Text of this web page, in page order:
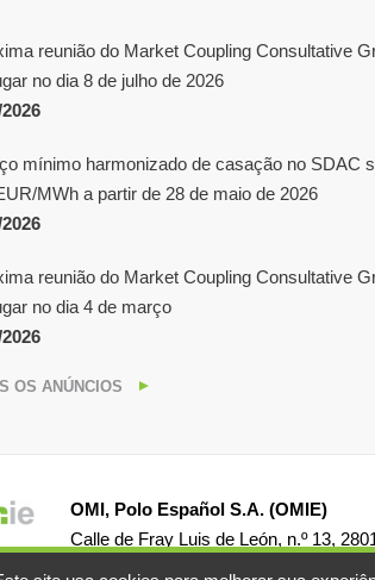
reunião do Market Coupling Consultative
no dia 8 de julho de 2026
mínimo harmonizado de casação no SDAC
MWh a partir de 28 de maio de 2026
reunião do Market Coupling Consultative
no dia 4 de março
OS ANÚNCIOS
OMI, Polo Español S.A. (OMIE)
Calle de Fray Luis de León, n.º 13,